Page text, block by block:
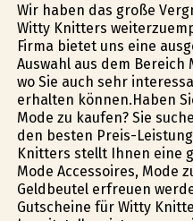
Wir haben das große
Witty Knitters
Firma bietet uns eine
Auswahl aus dem Bereich
wo Sie auch sehr
erhalten können.Haben
Mode zu kaufen? Sie
den besten Preis-
Knitters stellt Ihnen eine
Mode Accessoires, Mode
Geldbeutel erfreuen
Gutscheine für Witty